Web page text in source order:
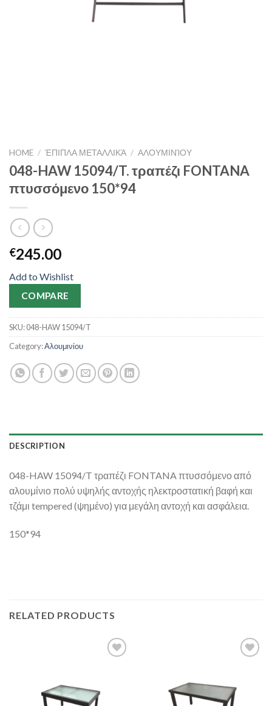
HOME / ΈΠΙΠΛΑ ΜΕΤΑΛΛΙΚΆ / ΑΛΟΥΜΙΝΊΟΥ
048-HAW 15094/T. τραπέζι FONTANA
πτυσσόμενο 150*94
€245.00
Add to Wishlist
COMPARE
SKU:048-HAW 15094/T
Category:Αλουμινίου
DESCRIPTION
048-HAW 15094/T τραπέζι FONTANA πτυσσόμενο από
αλουμίνιο πολύ υψηλής αντοχής ηλεκτροστατική βαφή και
τζάμι tempered (ψημένο) για μεγάλη αντοχή και ασφάλεια.
150*94
RELATED PRODUCTS